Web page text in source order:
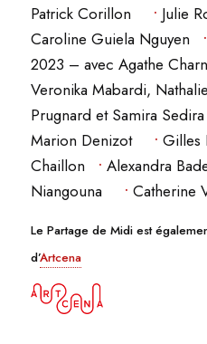
Patrick Corillon • Julie
Caroline Guiela Nguyen •
2023 – avec Agathe
Veronika Mabardi,
Prugnard et Samira Sedira
Marion Denizot • Gilles
Chaillon • Alexandra
Niangouna • Catherine
Le Partage de Midi est
d’Artcena